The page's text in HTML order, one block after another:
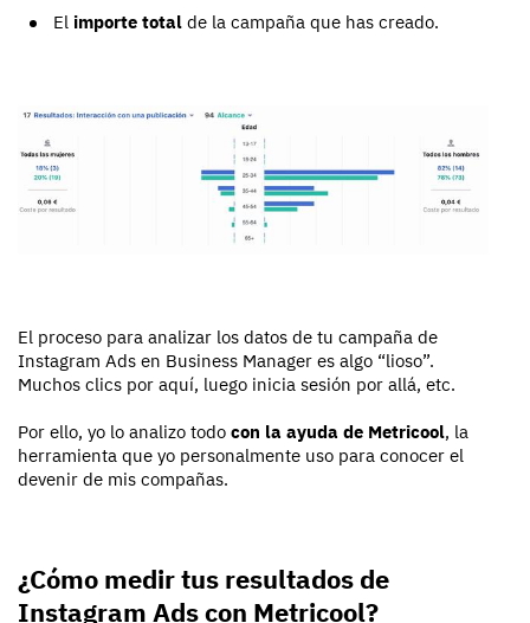
El importe total de la campaña que has creado.
El proceso para analizar los datos de tu campaña de
Instagram Ads en Business Manager es algo “lioso”.
Muchos clics por aquí, luego inicia sesión por allá, etc.
Por ello, yo lo analizo todo con la ayuda de Metricool, la
herramienta que yo personalmente uso para conocer el
devenir de mis compañas.
¿Cómo medir tus resultados de
Instagram Ads con Metricool?